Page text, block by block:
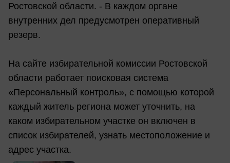
Ростовской области. - В каждом органе
внутренних дел предусмотрен оперативный
резерв.
На сайте избирательной комиссии Ростовской
области работает поисковая система
«Персональный контроль», с помощью которой
каждый житель региона может уточнить, на
каком избирательном участке он включен в
список избирателей, узнать местоположение и
адрес участка.